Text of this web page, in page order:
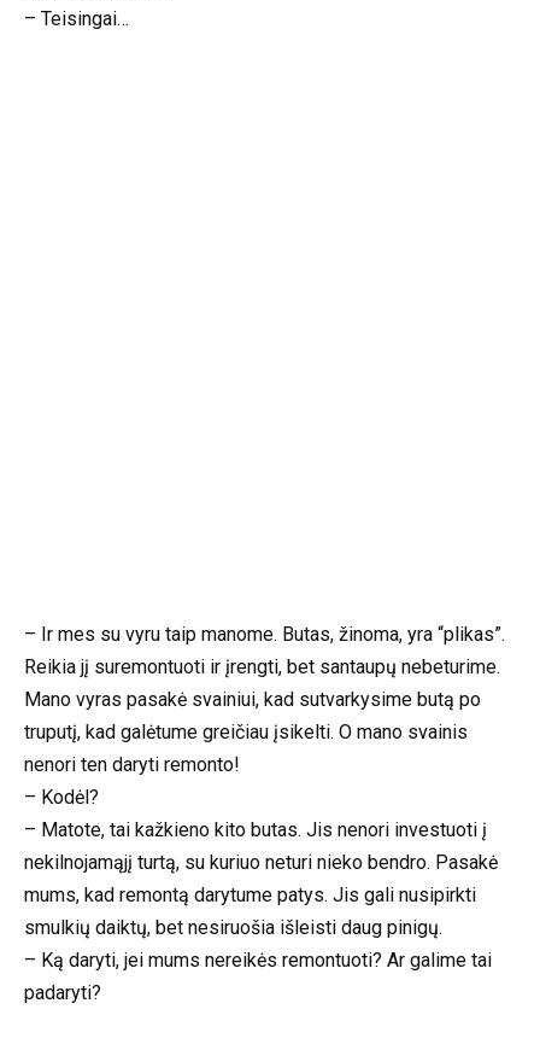
– Teisingai…
– Ir mes su vyru taip manome. Butas, žinoma, yra “plikas”.
Reikia jį suremontuoti ir įrengti, bet santaupų nebeturime.
Mano vyras pasakė svainiui, kad sutvarkysime butą po
truputį, kad galėtume greičiau įsikelti. O mano svainis
nenori ten daryti remonto!
– Kodėl?
– Matote, tai kažkieno kito butas. Jis nenori investuoti į
nekilnojamąjį turtą, su kuriuo neturi nieko bendro. Pasakė
mums, kad remontą darytume patys. Jis gali nusipirkti
smulkių daiktų, bet nesiruošia išleisti daug pinigų.
– Ką daryti, jei mums nereikės remontuoti? Ar galime tai
padaryti?